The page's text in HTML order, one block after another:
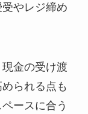
やレジ締め
金の受け渡
られる点も
ースに合う